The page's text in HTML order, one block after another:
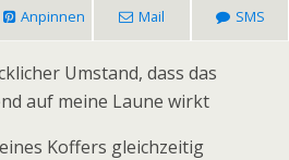
Anpinnen Mail SMS
Umstand, dass das
auf meine Laune wirkt
Koffers gleichzeitig